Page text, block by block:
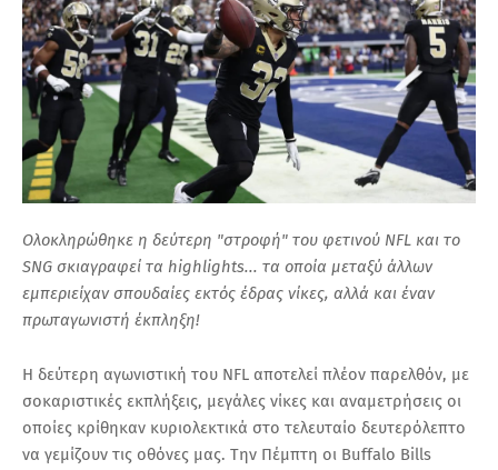
Ολοκληρώθηκε η δεύτερη "στροφή" του φετινού NFL και το
SNG σκιαγραφεί τα highlights... τα οποία μεταξύ άλλων
εμπεριείχαν σπουδαίες εκτός έδρας νίκες, αλλά και έναν
πρωταγωνιστή έκπληξη!
Η δεύτερη αγωνιστική του NFL αποτελεί πλέον παρελθόν, με
σοκαριστικές εκπλήξεις, μεγάλες νίκες και αναμετρήσεις οι
οποίες κρίθηκαν κυριολεκτικά στο τελευταίο δευτερόλεπτο
να γεμίζουν τις οθόνες μας. Την Πέμπτη οι Buffalo Bills